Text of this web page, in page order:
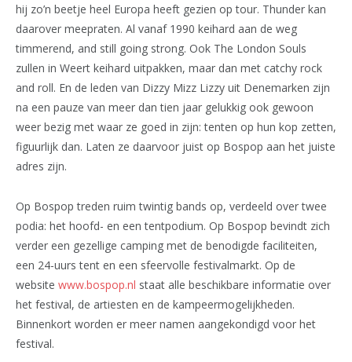
hij zo’n beetje heel Europa heeft gezien op tour. Thunder kan
daarover meepraten. Al vanaf 1990 keihard aan de weg
timmerend, and still going strong. Ook The London Souls
zullen in Weert keihard uitpakken, maar dan met catchy rock
and roll. En de leden van Dizzy Mizz Lizzy uit Denemarken zijn
na een pauze van meer dan tien jaar gelukkig ook gewoon
weer bezig met waar ze goed in zijn: tenten op hun kop zetten,
figuurlijk dan. Laten ze daarvoor juist op Bospop aan het juiste
adres zijn.
Op Bospop treden ruim twintig bands op, verdeeld over twee
podia: het hoofd- en een tentpodium. Op Bospop bevindt zich
verder een gezellige camping met de benodigde faciliteiten,
een 24-uurs tent en een sfeervolle festivalmarkt. Op de
website www.bospop.nl staat alle beschikbare informatie over
het festival, de artiesten en de kampeermogelijkheden.
Binnenkort worden er meer namen aangekondigd voor het
festival.